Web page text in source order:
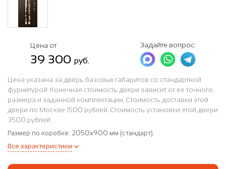
Цена от
39 300 руб.
Задайте вопрос:
Цена указана за дверь базовых габаритов со стандартной
фурнитурой. Конечная стоимость двери зависит от ее точного
размера и заданной комплектации. Стоимость доставки этой
двери по Москве 1500 рублей. Стоимость установки этой двери
3500 рублей.
Размер по коробке: 2050x900 мм (стандарт).
Все характеристики